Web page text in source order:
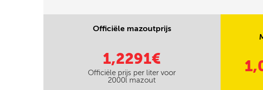
Officiële mazoutprijs
1,2291€
Officiële prijs per liter voor
2000l mazout